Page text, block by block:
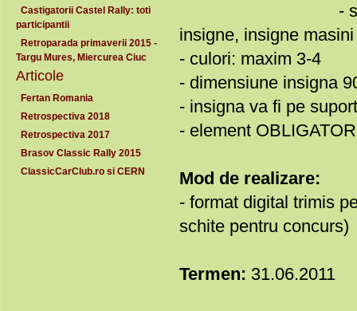
Castigatorii Castel Rally: toti
participantii
Retroparada primaverii 2015 -
Targu Mures, Miercurea Ciuc
Articole
Fertan Romania
Retrospectiva 2018
Retrospectiva 2017
Brasov Classic Rally 2015
ClassicCarClub.ro si CERN
-
insigne, insigne
- culori: maxim 3-4
- dimensiune insigna
- insigna va fi pe
- element
Mod de realizare:
- format digital trimis
schite pentru concurs)
Termen: 31.06.2011